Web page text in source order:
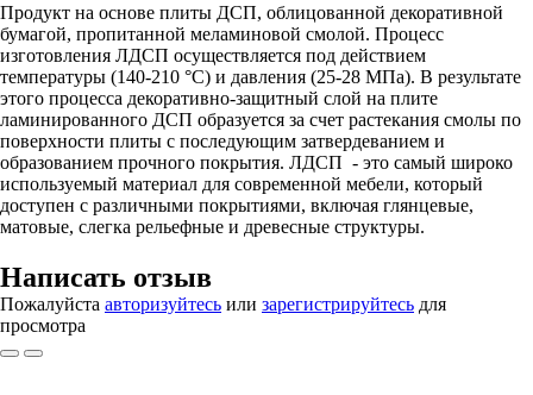
Продукт на основе плиты ДСП, облицованной декоративной
бумагой, пропитанной меламиновой смолой. Процесс
изготовления ЛДСП осуществляется под действием
температуры (140-210 °С) и давления (25-28 МПа). В результате
этого процесса декоративно-защитный слой на плите
ламинированного ДСП образуется за счет растекания смолы по
поверхности плиты с последующим затвердеванием и
образованием прочного покрытия. ЛДСП - это самый широко
используемый материал для современной мебели, который
доступен с различными покрытиями, включая глянцевые,
матовые, слегка рельефные и древесные структуры.​​​​​​​
Написать отзыв
Пожалуйста авторизуйтесь или зарегистрируйтесь для
просмотра